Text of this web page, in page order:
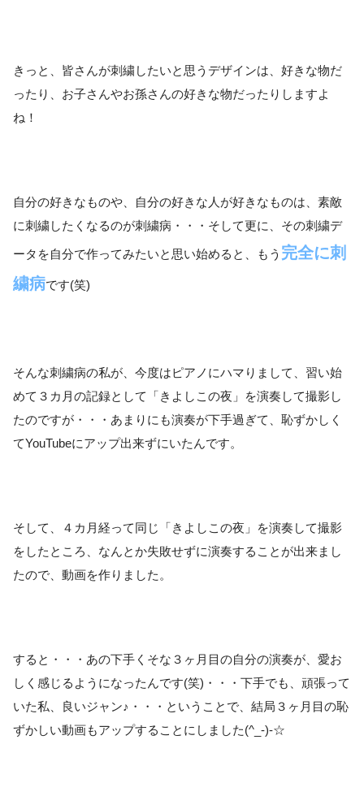
きっと、皆さんが刺繍したいと思うデザインは、好きな物だ
ったり、お子さんやお孫さんの好きな物だったりしますよ
ね！
自分の好きなものや、自分の好きな人が好きなものは、素敵
に刺繍したくなるのが刺繍病・・・そして更に、その刺繍デ
ータを自分で作ってみたいと思い始めると、もう 完全に刺
繍病です(笑)
そんな刺繍病の私が、今度はピアノにハマりまして、習い始
めて３カ月の記録として「きよしこの夜」を演奏して撮影し
たのですが・・・あまりにも演奏が下手過ぎて、恥ずかしく
てYouTubeにアップ出来ずにいたんです。
そして、４カ月経って同じ「きよしこの夜」を演奏して撮影
をしたところ、なんとか失敗せずに演奏することが出来まし
たので、動画を作りました。
すると・・・あの下手くそな３ヶ月目の自分の演奏が、愛お
しく感じるようになったんです(笑)・・・下手でも、頑張って
いた私、良いジャン♪・・・ということで、結局３ヶ月目の恥
ずかしい動画もアップすることにしました(^_-)-☆